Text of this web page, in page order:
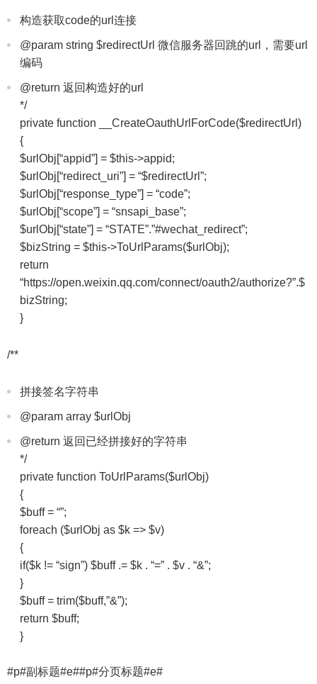
构造获取code的url连接
@param string $redirectUrl 微信服务器回跳的url，需要url
编码
@return 返回构造好的url
*/
private function __CreateOauthUrlForCode($redirectUrl)
{
$urlObj[“appid”] = $this->appid;
$urlObj[“redirect_uri”] = “$redirectUrl”;
$urlObj[“response_type”] = “code”;
$urlObj[“scope”] = “snsapi_base”;
$urlObj[“state”] = “STATE”.”#wechat_redirect”;
$bizString = $this->ToUrlParams($urlObj);
return
“https://open.weixin.qq.com/connect/oauth2/authorize?”.$
bizString;
}
/**
拼接签名字符串
@param array $urlObj
@return 返回已经拼接好的字符串
*/
private function ToUrlParams($urlObj)
{
$buff = “”;
foreach ($urlObj as $k => $v)
{
if($k != “sign”) $buff .= $k . “=” . $v . “&”;
}
$buff = trim($buff,”&”);
return $buff;
}
#p#副标题#e##p#分页标题#e#